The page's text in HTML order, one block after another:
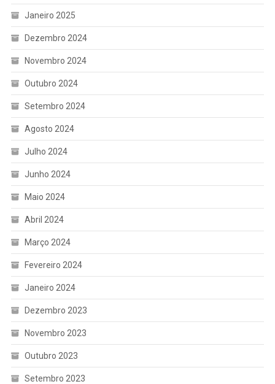
Janeiro 2025
Dezembro 2024
Novembro 2024
Outubro 2024
Setembro 2024
Agosto 2024
Julho 2024
Junho 2024
Maio 2024
Abril 2024
Março 2024
Fevereiro 2024
Janeiro 2024
Dezembro 2023
Novembro 2023
Outubro 2023
Setembro 2023